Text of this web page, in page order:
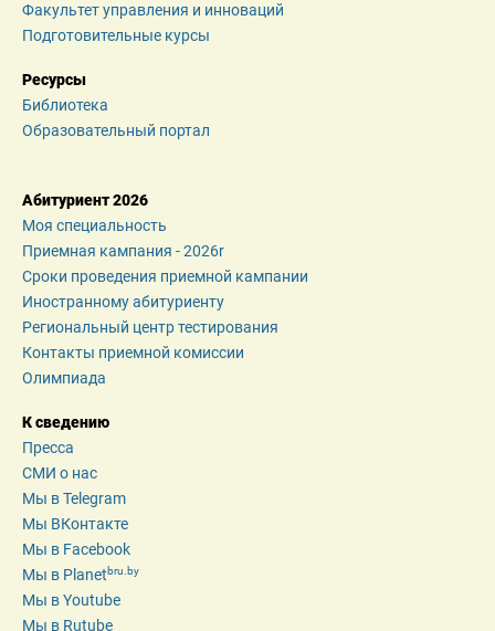
Факультет управления и инноваций
Подготовительные курсы
Ресурсы
Библиотека
Образовательный портал
Абитуриент 2026
Моя специальность
Приемная кампания - 2026r
Сроки проведения приемной кампании
Иностранному абитуриенту
Региональный центр тестирования
Контакты приемной комиссии
Олимпиада
К сведению
Пресса
СМИ о нас
Мы в Telegram
Мы ВКонтакте
Мы в Facebook
Мы в Planetbru.by
Мы в Youtube
Мы в Rutube